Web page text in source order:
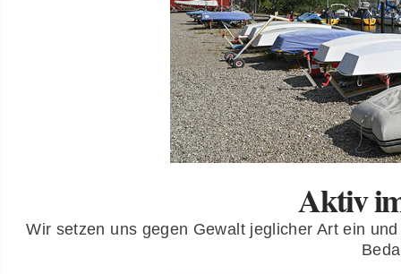
Aktiv
Wir setzen uns gegen Gewalt jeglicher Art ein